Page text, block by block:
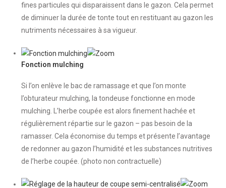
fines particules qui disparaissent dans le gazon. Cela permet
de diminuer la durée de tonte tout en restituant au gazon les
nutriments nécessaires à sa vigueur.
Fonction mulching
Si l’on enlève le bac de ramassage et que l’on monte
l’obturateur mulching, la tondeuse fonctionne en mode
mulching. L’herbe coupée est alors finement hachée et
régulièrement répartie sur le gazon – pas besoin de la
ramasser. Cela économise du temps et présente l’avantage
de redonner au gazon l’humidité et les substances nutritives
de l’herbe coupée. (photo non contractuelle)